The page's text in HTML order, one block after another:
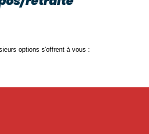
options s'offrent à vous :